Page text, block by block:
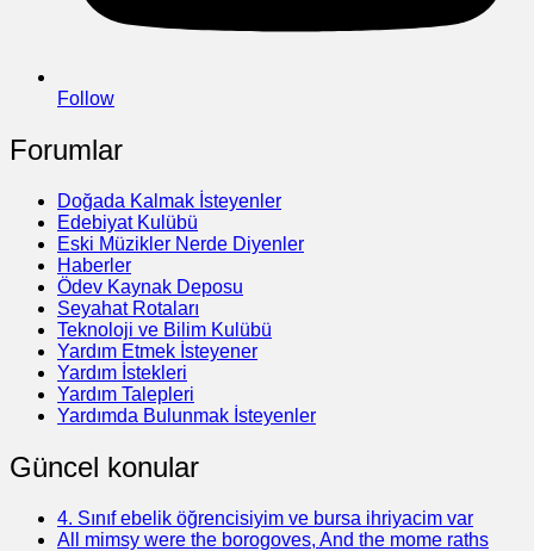
Follow
Forumlar
Doğada Kalmak İsteyenler
Edebiyat Kulübü
Eski Müzikler Nerde Diyenler
Haberler
Ödev Kaynak Deposu
Seyahat Rotaları
Teknoloji ve Bilim Kulübü
Yardım Etmek İsteyener
Yardım İstekleri
Yardım Talepleri
Yardımda Bulunmak İsteyenler
Güncel konular
4. Sınıf ebelik öğrencisiyim ve bursa ihriyacim var
All mimsy were the borogoves, And the mome raths